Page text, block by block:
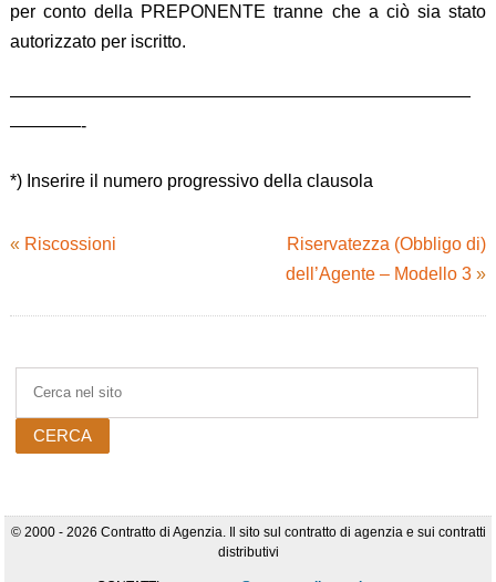
per conto della PREPONENTE tranne che a ciò sia stato
autorizzato per iscritto.
——————————————————————————
————-
*) Inserire il numero progressivo della clausola
« Riscossioni
Riservatezza (Obbligo di)
dell’Agente – Modello 3 »
© 2000 - 2026 Contratto di Agenzia. Il sito sul contratto di agenzia e sui contratti
distributivi